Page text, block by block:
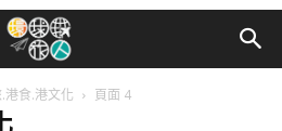
港食.港文化 頁面 4